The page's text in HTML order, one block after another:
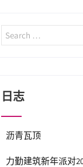
日志
沥青瓦顶
力勤建筑新年派对